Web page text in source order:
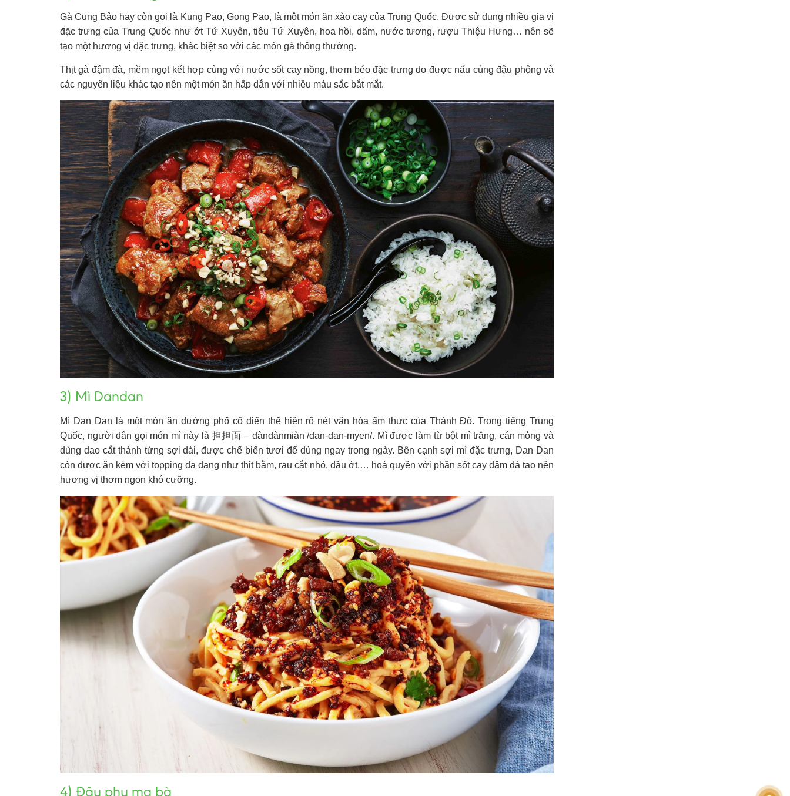
Gà Cung Bảo hay còn gọi là Kung Pao, Gong Pao, là một món ăn xào cay của Trung Quốc. Được sử dụng nhiều gia vị
đặc trưng của Trung Quốc nhướt Tứ Xuyên, tiêu Tứ Xuyên, hoa hồi, dấm, nước tương, rượu Thiệu Hưng… nên sẽ
tạo một hương vị đặc trưng, khác biệt so với các món gà thông thường.
Thịt gà đậm đà, mềm ngọt kết hợp cùng với nước sốt cay nồng, thơm béo đặc trưng do được nấu cùng đậu phộng và
các nguyên liệu khác tạo nên một món ăn hấp dẫn với nhiều màu sắc bắt mắt.
3) Mì Dandan
Mì Dan Dan là một món ăn đường phố cổ điển thể hiện rõ nét văn hóa ẩm thực của Thành Đô. Trong tiếng Trung
Quốc, người dân gọi món mì này là 担担面 – dàndànmiàn /dan-dan-myen/. Mì được làm từ bột mì trắng, cán mỏng và
dùng dao cắt thành từng sợi dài, được chế biến tươi để dùng ngay trong ngày. Bên cạnh sợi mì đặc trưng, Dan Dan
còn được ăn kèm với topping đa dạng như thịt bằm, rau cắt nhỏ, dầu ớt,… hoà quyện với phần sốt cay đậm đà tạo nên
hương vị thơm ngon khó cưỡng.
4) Đậu phụ ma bà